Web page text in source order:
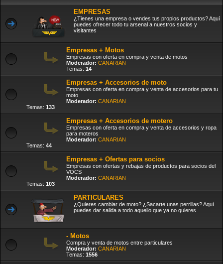
EMPRESAS
¿Tienes una empresa o vendes tus propios productos? Aquí
puedes ofrecer todo tu arsenal a nuestros socios y
visitantes
Empresas + Motos
Empresas con oferta en compra y venta de motos
Moderador: CANARIAN
Temas: 14
Empresas + Accesorios de moto
Empresas con oferta en compra y venta de accesorios para tu
moto
Moderador: CANARIAN
Temas: 133
Empresas + Accesorios de motero
Empresas con oferta en compra y venta de accesorios y ropa
para moteros
Moderador: CANARIAN
Temas: 44
Empresas + Ofertas para socios
Empresas con ofertas y rebajas de productos para socios del
VOCS
Moderador: CANARIAN
Temas: 103
PARTICULARES
¿Quieres cambiar de moto? ¿Sacarte unas perrillas? Aquí
puedes dar salida a todo aquello que ya no quieres
- Motos
Compra y venta de motos entre particulares
Moderador: CANARIAN
Temas: 1556